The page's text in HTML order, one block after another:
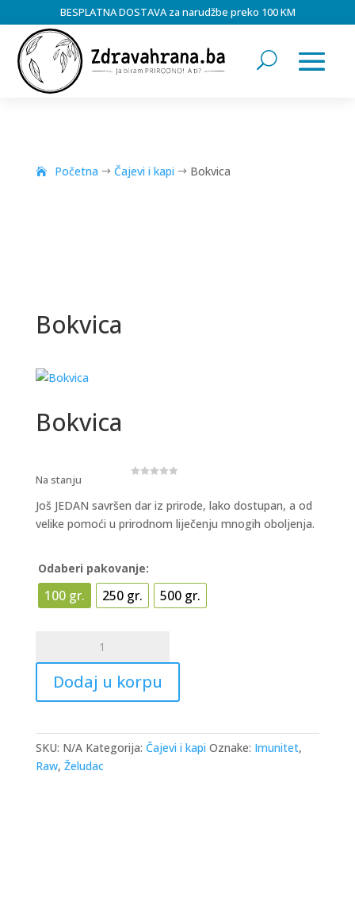
BESPLATNA DOSTAVA za narudžbe preko 100 KM
Početna $ Čajevi i kapi $ Bokvica
Bokvica
Bokvica
Na stanju
t
o
f
Još JEDAN savršen dar iz prirode, lako dostupan, a od
velike pomoći u prirodnom liječenju mnogih oboljenja.
Odaberi pakovanje:
100 gr. 250 gr. 500 gr.
Dodaj u korpu
SKU: N/A Kategorija: Čajevi i kapi Oznake: Imunitet,
Raw, Želudac